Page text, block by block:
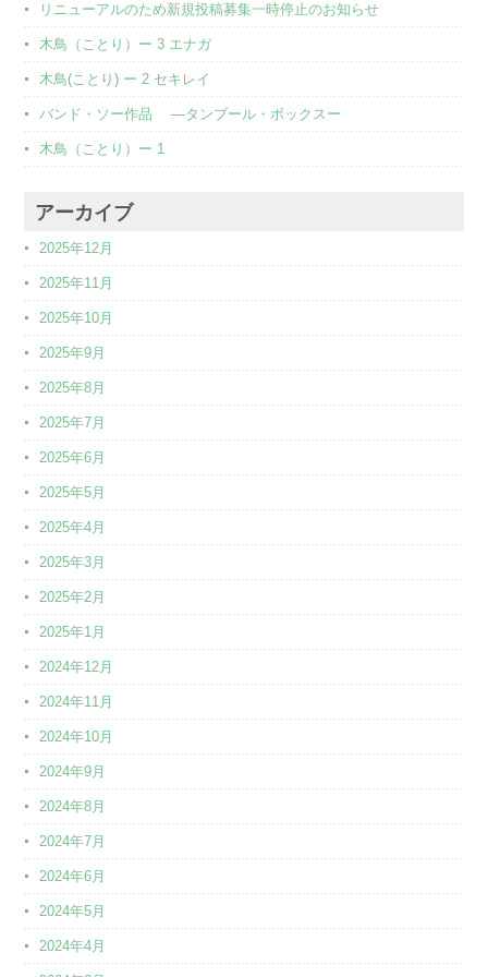
リニューアルのため新規投稿募集一時停止のお知らせ
木鳥（ことり）ー 3 エナガ
木鳥(ことり) ー 2 セキレイ
バンド・ソー作品 ―タンブール・ボックスー
木鳥（ことり）ー 1
アーカイブ
2025年12月
2025年11月
2025年10月
2025年9月
2025年8月
2025年7月
2025年6月
2025年5月
2025年4月
2025年3月
2025年2月
2025年1月
2024年12月
2024年11月
2024年10月
2024年9月
2024年8月
2024年7月
2024年6月
2024年5月
2024年4月